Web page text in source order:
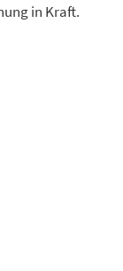
in Kraft.